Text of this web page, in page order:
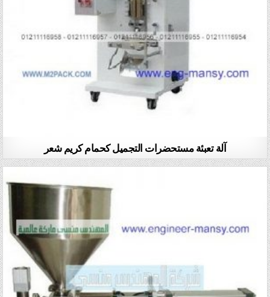
آلة تعبئة مستحضرات التجميل كحمام كريم شعر